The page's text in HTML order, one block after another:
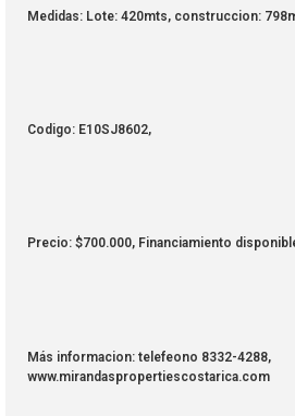
Medidas: Lote: 420mts, construccion:
Codigo: E10SJ8602,
Precio: $700.000, Financiamiento
Más informacion: telefeono 8332-4288,
www.mirandaspropertiescostarica.com